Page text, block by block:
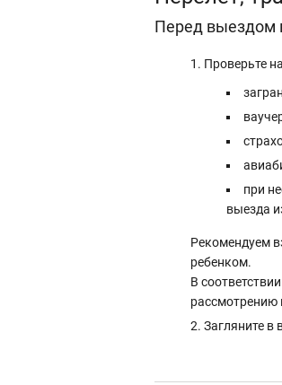
Перед выездом
Проверьте
при
выезда
Рекомендуем
ребенком.
В
рассмотрению
Загляните в